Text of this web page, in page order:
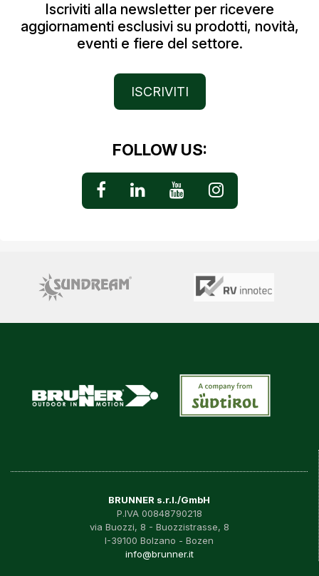
Iscriviti alla newsletter per ricevere
aggiornamenti esclusivi su prodotti, novità,
eventi e fiere del settore.
ISCRIVITI
FOLLOW US:
BRUNNER s.r.l./GmbH
P.IVA 00848790218
via Buozzi, 8 - Buozzistrasse, 8
I-39100 Bolzano - Bozen
info@brunner.it